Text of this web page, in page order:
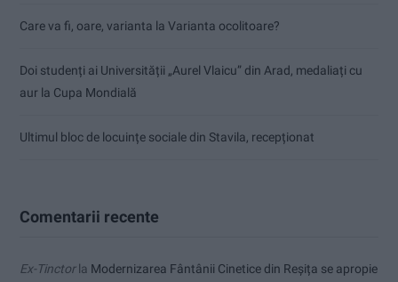
Care va fi, oare, varianta la Varianta ocolitoare?
Doi studenți ai Universității „Aurel Vlaicu” din Arad, medaliați cu
aur la Cupa Mondială
Ultimul bloc de locuințe sociale din Stavila, recepționat
Comentarii recente
Ex-Tinctorla Modernizarea Fântânii Cinetice din Reșița se apropie